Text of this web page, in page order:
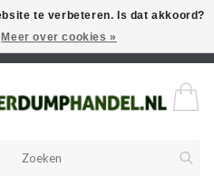
product zoekt en deze niet kan
neem vooral contact op!
te verbeteren. Is dat akkoord?
Meer over cookies »